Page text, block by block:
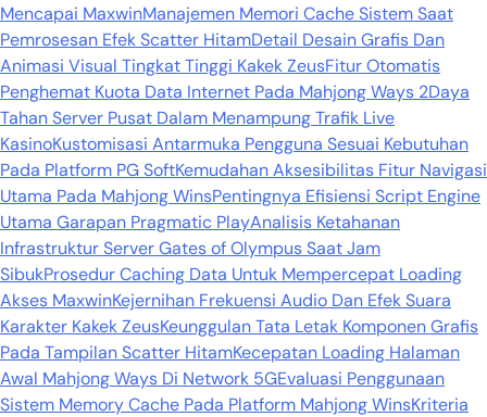
Mencapai MaxwinManajemen Memori Cache Sistem Saat
Pemrosesan Efek Scatter HitamDetail Desain Grafis Dan
Animasi Visual Tingkat Tinggi Kakek ZeusFitur Otomatis
Penghemat Kuota Data Internet Pada Mahjong Ways 2Daya
Tahan Server Pusat Dalam Menampung Trafik Live
KasinoKustomisasi Antarmuka Pengguna Sesuai Kebutuhan
Pada Platform PG SoftKemudahan Aksesibilitas Fitur Navigasi
Utama Pada Mahjong WinsPentingnya Efisiensi Script Engine
Utama Garapan Pragmatic PlayAnalisis Ketahanan
Infrastruktur Server Gates of Olympus Saat Jam
SibukProsedur Caching Data Untuk Mempercepat Loading
Akses MaxwinKejernihan Frekuensi Audio Dan Efek Suara
Karakter Kakek ZeusKeunggulan Tata Letak Komponen Grafis
Pada Tampilan Scatter HitamKecepatan Loading Halaman
Awal Mahjong Ways Di Network 5GEvaluasi Penggunaan
Sistem Memory Cache Pada Platform Mahjong WinsKriteria